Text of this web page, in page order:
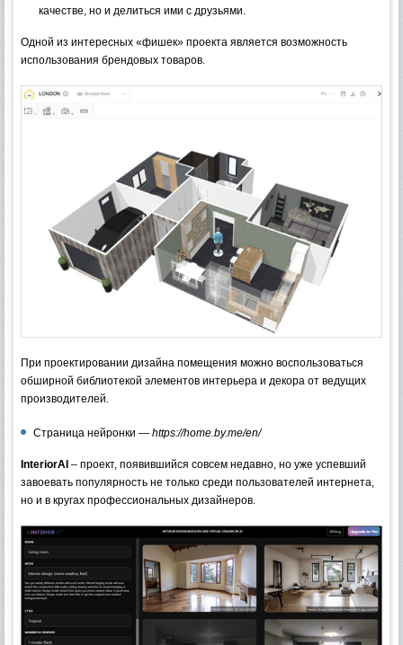
качестве, но и делиться ими с друзьями.
Одной из интересных «фишек» проекта является возможность
использования брендовых товаров.
При проектировании дизайна помещения можно воспользоваться
обширной библиотекой элементов интерьера и декора от ведущих
производителей.
Страница нейронки — https://home.by.me/en/
InteriorAI – проект, появившийся совсем недавно, но уже успевший
завоевать популярность не только среди пользователей интернета,
но и в кругах профессиональных дизайнеров.